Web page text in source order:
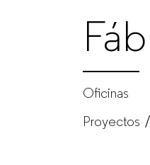
Oficinas
Proyectos